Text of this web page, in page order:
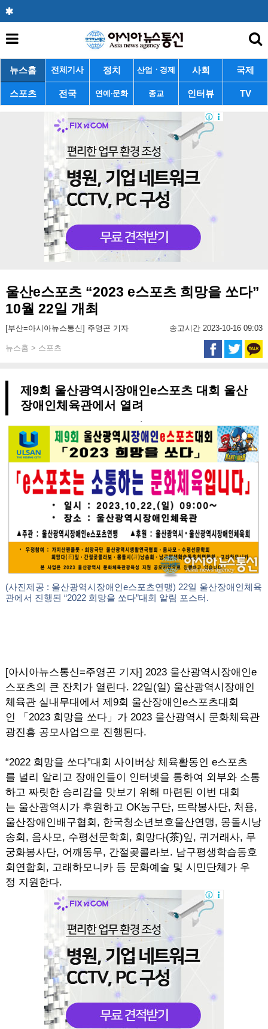
뉴스홈 전체기사 정치 산업ㆍ경제 사회 국제
스포츠 전국 연예·문화 종교 인터뷰 TV
울산e스포츠 “2023 e스포츠 희망을 쏘다”
10월 22일 개최
[부산=아시아뉴스통신] 주영곤 기자 송고시간 2023-10-16 09:03
뉴스홈 > 스포츠
제9회 울산광역시장애인e스포츠 대회 울산
장애인체육관에서 열려
(사진제공 : 울산광역시장애인e스포츠연맹) 22일 울산장애인체육
관에서 진행된 “2022 희망을 쏘다”대회 알림 포스터.
[아시아뉴스통신=주영곤 기자] 2023 울산광역시장애인e
스포츠의 큰 잔치가 열린다. 22일(일) 울산광역시장애인
체육관 실내무대에서 제9회 울산장애인e스포츠대회
인 「2023 희망을 쏘다」가 2023 울산광역시 문화체육관
광진흥 공모사업으로 진행된다.
“2022 희망을 쏘다”대회 사이버상 체육활동인 e스포츠
를 널리 알리고 장애인들이 인터넷을 통하여 외부와 소통
하고 짜릿한 승리감을 맛보기 위해 마련된 이번 대회
는 울산광역시가 후원하고 OK농구단, 뜨락봉사단, 처용,
울산장애인배구협회, 한국청소년보호울산연맹, 몽돌시낭
송회, 음사모, 수평선문학회, 희망다(茶)잎, 귀거래사, 무
궁화봉사단, 어깨동무, 간절곶콜라보. 남구평생학습동호
회연합회, 고래하모니카 등 문화예술 및 시민단체가 우
정 지원한다.